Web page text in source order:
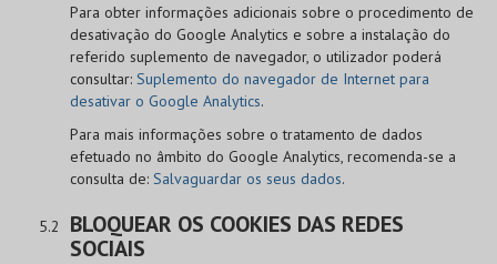
Para obter informações adicionais sobre o procedimento de
desativação do Google Analytics e sobre a instalação do
referido suplemento de navegador, o utilizador poderá
consultar: Suplemento do navegador de Internet para
desativar o Google Analytics.
Para mais informações sobre o tratamento de dados
efetuado no âmbito do Google Analytics, recomenda-se a
consulta de: Salvaguardar os seus dados.
BLOQUEAR OS COOKIES DAS REDES
SOCIAIS